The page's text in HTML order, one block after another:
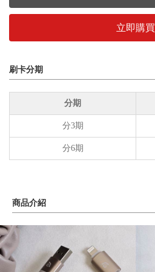
立即購買
刷卡分期
分期
分3期
分6期
商品介紹